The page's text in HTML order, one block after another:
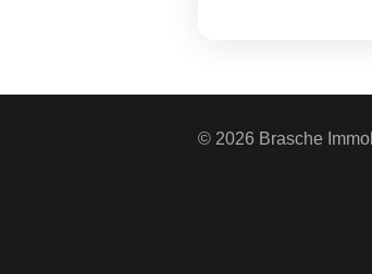
© 2026 Brasche